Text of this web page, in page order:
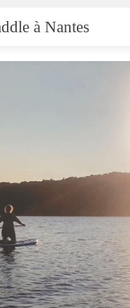
à Nantes